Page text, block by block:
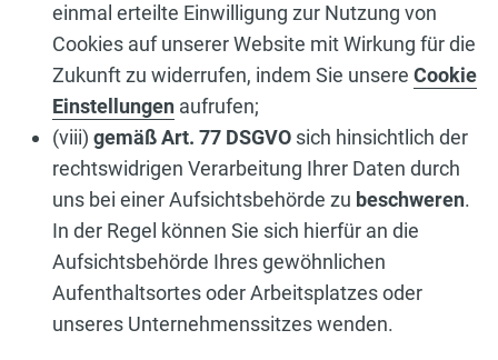
einmal erteilte Einwilligung zur Nutzung von
Cookies auf unserer Website mit Wirkung für die
Zukunft zu widerrufen, indem Sie unsere Cookie
Einstellungen aufrufen;
(viii) gemäß Art. 77 DSGVO sich hinsichtlich der
rechtswidrigen Verarbeitung Ihrer Daten durch
uns bei einer Aufsichtsbehörde zu beschweren.
In der Regel können Sie sich hierfür an die
Aufsichtsbehörde Ihres gewöhnlichen
Aufenthaltsortes oder Arbeitsplatzes oder
unseres Unternehmenssitzes wenden.